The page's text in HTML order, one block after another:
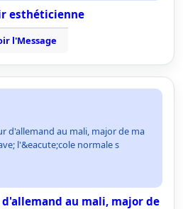
esthéticienne
l'Message
d'allemand au mali, major de ma
l'&eacute;cole normale s
au mali, major de